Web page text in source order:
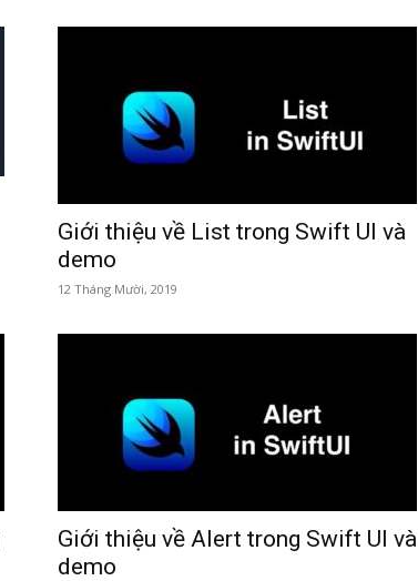
Giới thiệu về List trong Swift UI và
demo
12 Tháng Mười, 2019
Giới thiệu về Alert trong Swift UI và
demo